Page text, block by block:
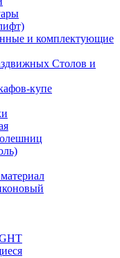
и комплектующие
Столов и
купе